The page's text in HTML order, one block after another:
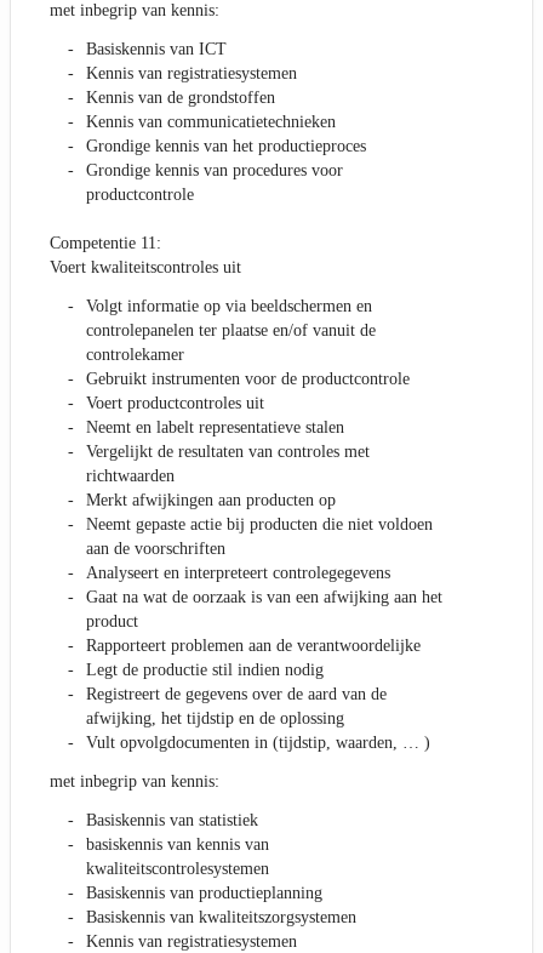
met inbegrip van kennis:
Basiskennis van ICT
Kennis van registratiesystemen
Kennis van de grondstoffen
Kennis van communicatietechnieken
Grondige kennis van het productieproces
Grondige kennis van procedures voor
productcontrole
Competentie 11:
Voert kwaliteitscontroles uit
Volgt informatie op via beeldschermen en
controlepanelen ter plaatse en/of vanuit de
controlekamer
Gebruikt instrumenten voor de productcontrole
Voert productcontroles uit
Neemt en labelt representatieve stalen
Vergelijkt de resultaten van controles met
richtwaarden
Merkt afwijkingen aan producten op
Neemt gepaste actie bij producten die niet voldoen
aan de voorschriften
Analyseert en interpreteert controlegegevens
Gaat na wat de oorzaak is van een afwijking aan het
product
Rapporteert problemen aan de verantwoordelijke
Legt de productie stil indien nodig
Registreert de gegevens over de aard van de
afwijking, het tijdstip en de oplossing
Vult opvolgdocumenten in (tijdstip, waarden, … )
met inbegrip van kennis:
Basiskennis van statistiek
basiskennis van kennis van
kwaliteitscontrolesystemen
Basiskennis van productieplanning
Basiskennis van kwaliteitszorgsystemen
Kennis van registratiesystemen